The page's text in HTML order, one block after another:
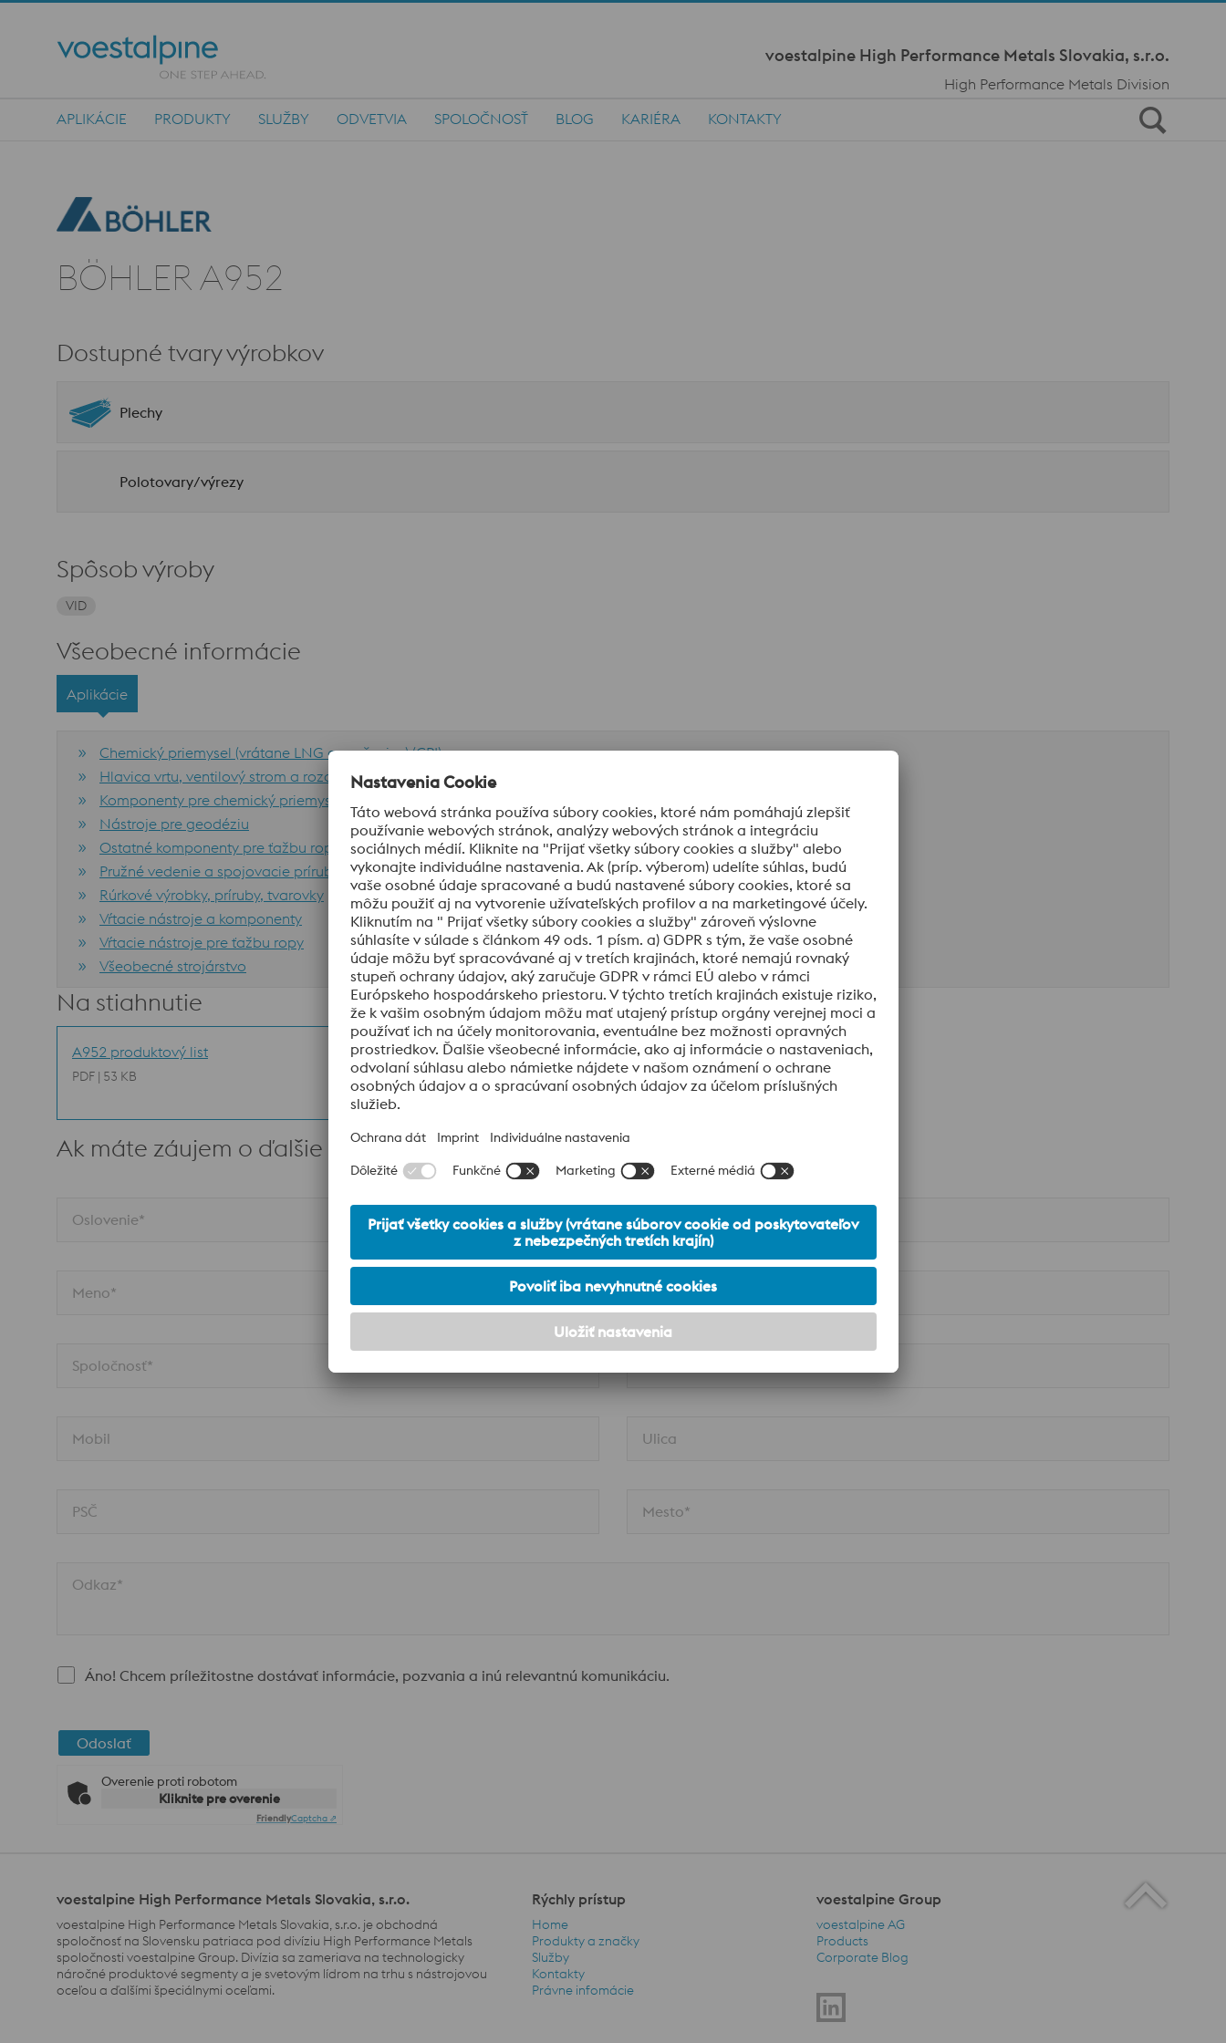
voestalpine High Performance Metals Slovakia, s.r.o.
High Performance Metals Division
APLIKÁCIE PRODUKTY SLUŽBY ODVETVIA SPOLOČNOSŤ BLOG KARIÉRA KONTAKTY
BÖHLER A952
Dostupné tvary výrobkov
Plechy
Polotovary/výrezy
Spôsob výroby
VID
Všeobecné informácie
Aplikácie
Chemický priemysel (vrátane LNG a močoviny) (CPI)
Hlavica vrtu, ventilový strom a rozdeľovače (vrátane závesov rúr), protiprúdový ventil
Komponenty pre chemický priemysel
Nástroje pre geodéziu
Ostatné komponenty pre ťažbu ropy a chemický priemysel
Pružné vedenie a spojovacie príruby
Rúrkové výrobky, príruby, tvarovky
Vŕtacie nástroje a komponenty
Vŕtacie nástroje pre ťažbu ropy
Všeobecné strojárstvo
Na stiahnutie
A952 produktový list
PDF | 53 KB
BL011_Special Material Plates
PDF | 6,84 MB
Ak máte záujem o ďalšie informácie, kontaktujte nás
Oslovenie* Email*
Meno* Priezvisko*
Spoločnosť*
Mobil Ulica
PSČ Mesto*
Odkaz*
Áno! Chcem príležitostne dostávať informácie, pozvania a inú relevantnú komunikáciu.
Odoslať
Overenie proti robotom
Kliknite pre overenie
FriendlyCaptcha ⇗
voestalpine High Performance Metals Slovakia, s.r.o.
voestalpine High Performance Metals Slovakia, s.r.o. je obchodná
spoločnosť na Slovensku patriaca pod divíziu High Performance Metals
spoločnosti voestalpine Group. Divízia sa zameriava na technologicky
náročné produktové segmenty a je svetovým lídrom na trhu s nástrojovou
oceľou a ďalšími špeciálnymi oceľami.
Rýchly prístup
Rýchly prístup Navigation
Home
Produkty a značky
Služby
Kontakty
Právne infomácie
voestalpine Group
voestalpine Group Navigation
voestalpine AG
Products
Corporate Blog